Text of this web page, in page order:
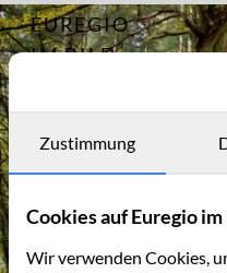
EUREGIO
IM BILD
Archiv
Kontakt
Archiv 7274
Zustimmung
Cookies auf Euregio
Wir verwenden Cookies,